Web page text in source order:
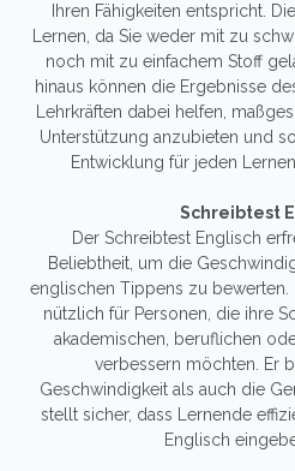
Ihren Fähigkeiten entspricht.
Lernen, da Sie weder mit zu
noch mit zu einfachem Stoff
hinaus können die Ergebnisse
Lehrkräften dabei helfen,
Unterstützung anzubieten und
Entwicklung für jeden
Schreibtest
Der Schreibtest Englisch
Beliebtheit, um die
englischen Tippens zu bewerten.
nützlich für Personen, die ihre
akademischen, beruflichen
verbessern möchten. Er
Geschwindigkeit als auch die
stellt sicher, dass Lernende
Englisch